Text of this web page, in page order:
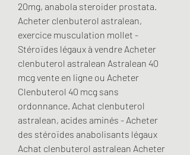
20mg, anabola steroider prostata.
Acheter clenbuterol astralean,
exercice musculation mollet -
Stéroïdes légaux à vendre Acheter
clenbuterol astralean Astralean 40
mcg vente en ligne ou Acheter
Clenbuterol 40 mcg sans
ordonnance. Achat clenbuterol
astralean, acides aminés - Acheter
des stéroïdes anabolisants légaux
Achat clenbuterol astralean Acheter